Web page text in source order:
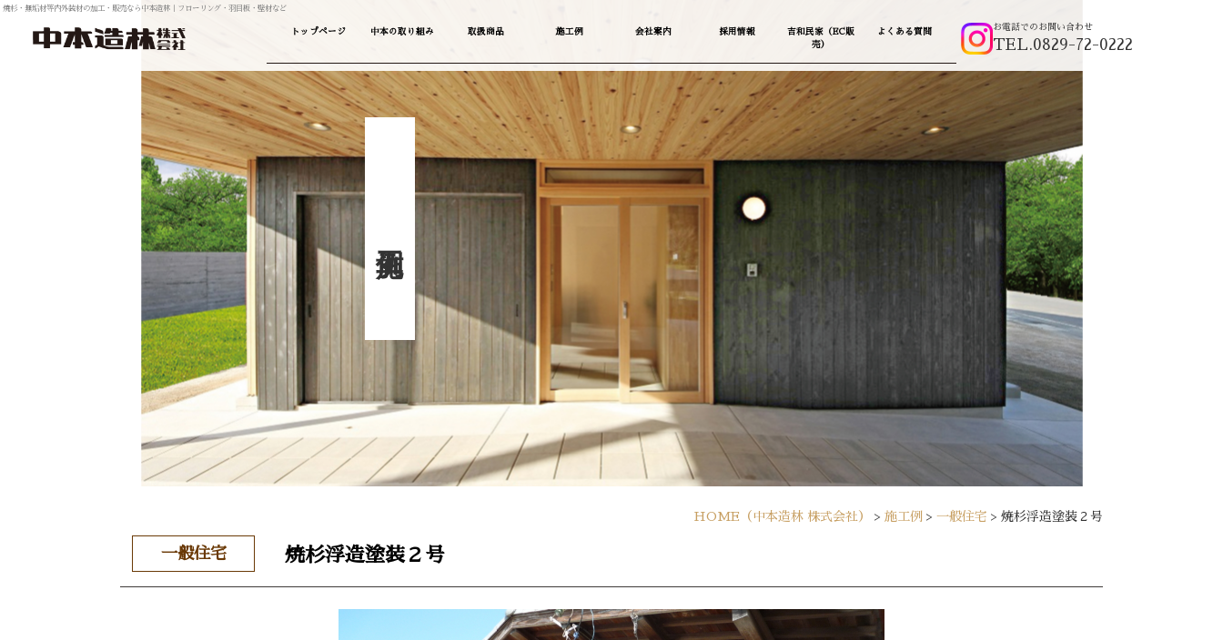
焼杉・無垢材等内外装材の加工・販売なら中本造林｜フローリング・羽目板・壁材など
トップページ 中本の取り組み 取扱商品 施工例 会社案内 採用情報
吉和民家（EC販
売）
よくある質問 お電話でのお問い合わせ
TEL.0829-72-0222
HOME （中本造林 株式会社） > 施工例 > 一般住宅 > 焼杉浮造塗装２号
一般住宅 焼杉浮造塗装２号